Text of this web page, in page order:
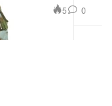
5 0